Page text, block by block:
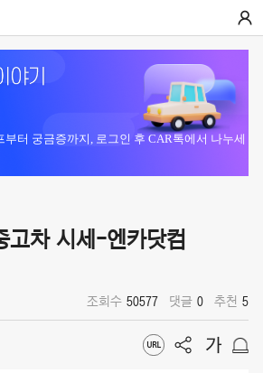
부터 궁금증까지, 로그인 후 CAR톡에서 나누세
고차 시세-엔카닷컴
조회수 50577 댓글 0 추천 5